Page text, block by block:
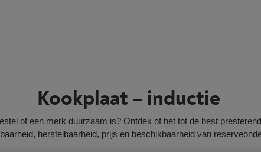
Kookplaat – inductie
of een merk duurzaam is? Ontdek of het tot de best
herstelbaarheid, prijs en beschikbaarheid van